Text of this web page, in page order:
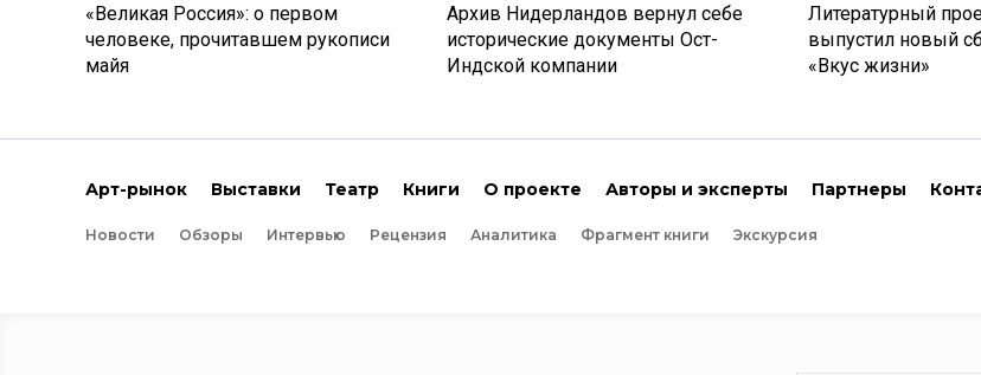
«Великая Россия»: о первом
человеке, прочитавшем рукописи
майя
Архив Нидерландов вернул себе
исторические документы Ост-
Индской компании
Литературный
выпустил новый
«Вкус жизни»
Арт-рынок Выставки Театр Книги О проекте Авторы и эксперты Партнеры
Новости Обзоры Интервью Рецензия Аналитика Фрагмент книги Экскурсия